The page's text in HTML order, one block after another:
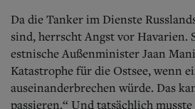
Da die Tanker im Dienste
sind, herrscht Angst vor Havarien.
estnische Außenminister Jaan
Katastrophe für die Ostsee, wenn
auseinanderbrechen würde. Das
passieren.“ Und tatsächlich